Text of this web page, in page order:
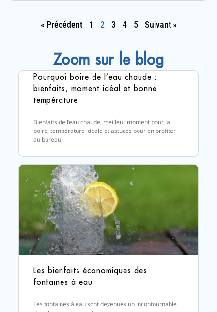
« Précédent 1 2 3 4 5 Suivant »
Zoom sur le blog
Pourquoi boire de l’eau chaude :
bienfaits, moment idéal et bonne
température
Bienfaits de l’eau chaude, meilleur moment pour la
boire, température idéale et astuces pour en profiter
au bureau.
Les bienfaits économiques des
fontaines à eau
Les fontaines à eau sont devenues un incontournable